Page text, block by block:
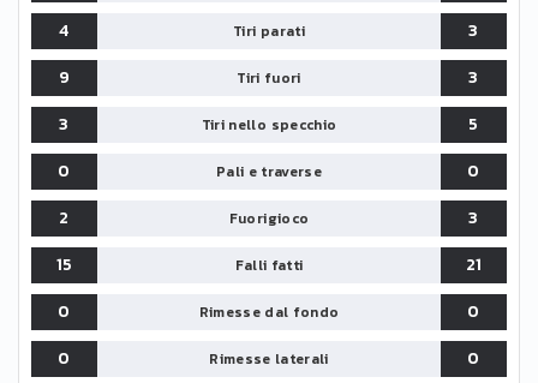
4 Tiri parati
3
9
Tiri fuori
3
3
Tiri nello specchio
5
0
Pali e traverse
0
2
Fuorigioco
3
15
Falli fatti
21
0
Rimesse dal fondo
0
0
Rimesse laterali
0